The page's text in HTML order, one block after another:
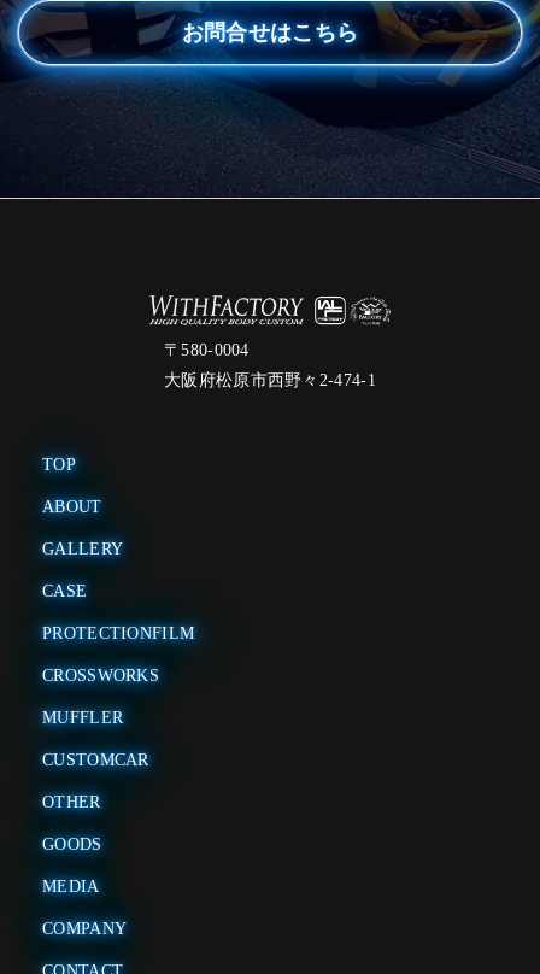
お問合せはこちら
〒580-0004
大阪府松原市西野々2-474-1
TOP
ABOUT
GALLERY
CASE
PROTECTIONFILM
CROSSWORKS
MUFFLER
CUSTOMCAR
OTHER
GOODS
MEDIA
COMPANY